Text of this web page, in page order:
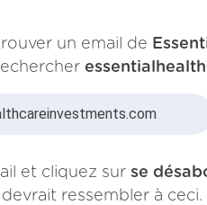
un email de
et cliquez sur se
ressembler à ceci.